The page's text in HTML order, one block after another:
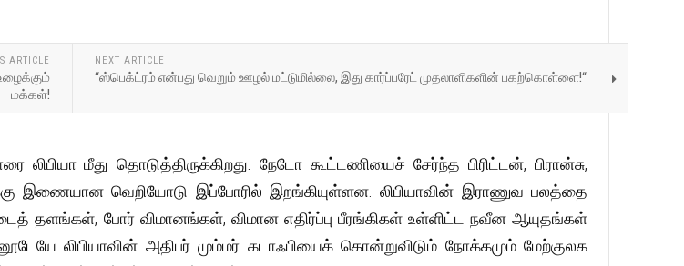
ARTICLE
மக்கள்!
NEXT ARTICLE
“ஸ்பெக்ட்ரம் என்பது வெறும் ஊழல் மட்டுமில்லை, இது கார்ப்பரேட் முதலாளிகளின் பகற்கொள்ளை!“
மீது தொடுத்திருக்கிறது. நேடோ கூட்டணியைச் சேர்ந்த பிரிட்டன், பிரான்சு,
இணையான வெறியோடு இப்போரில் இறங்கியுள்ளன. லிபியாவின் இராணுவ பலத்தை
தளங்கள், போர் விமானங்கள், விமான எதிர்ப்பு பீரங்கிகள் உள்ளிட்ட நவீன ஆயுதங்கள்
லிபியாவின் அதிபர் மும்மர் கடாஃபியைக் கொன்றுவிடும் நோக்கமும் மேற்குலக